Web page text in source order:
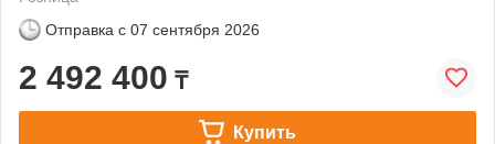
Отправка с 07 сентября 2026
2 492 400 ₸
Купить